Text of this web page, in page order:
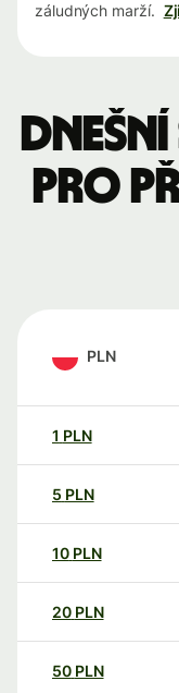
záludných marží.
pro
PLN
1 PLN
5 PLN
10 PLN
20 PLN
50 PLN